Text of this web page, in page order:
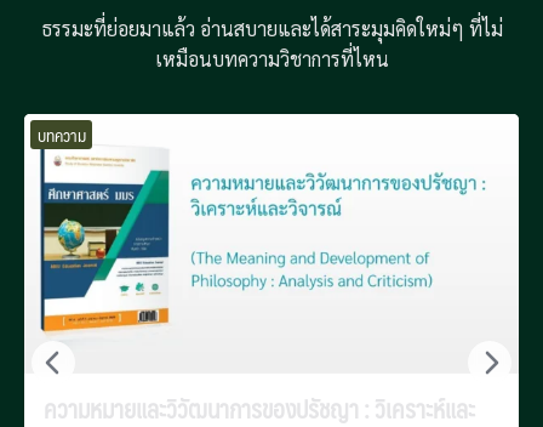
ธรรมะที่ย่อยมาแล้ว อ่านสบายและได้สาระมุมคิดใหม่ๆ ที่ไม่
เหมือนบทความวิชาการที่ไหน
บทความ
ความหมายและวิวัฒนาการของปรัชญา : วิเคราะห์และ